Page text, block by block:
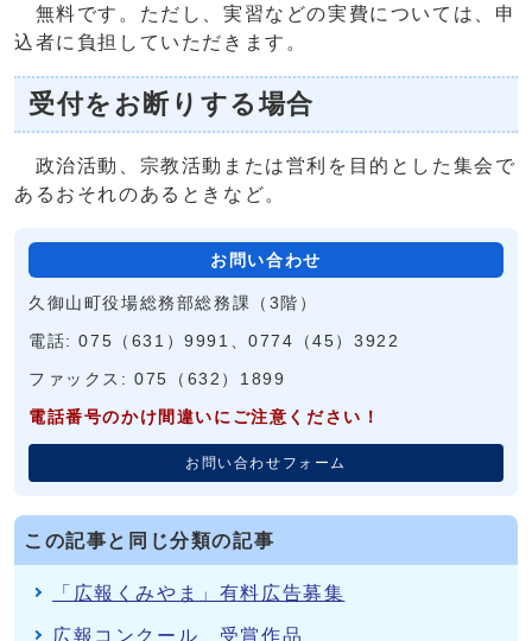
無料です。ただし、実習などの実費については、申
込者に負担していただきます。
受付をお断りする場合
政治活動、宗教活動または営利を目的とした集会で
あるおそれのあるときなど。
お問い合わせ
久御山町役場総務部総務課（3階）
電話: 075（631）9991、0774（45）3922
ファックス: 075（632）1899
電話番号のかけ間違いにご注意ください！
お問い合わせフォーム
この記事と同じ分類の記事
「広報くみやま」有料広告募集
広報コンクール 受賞作品